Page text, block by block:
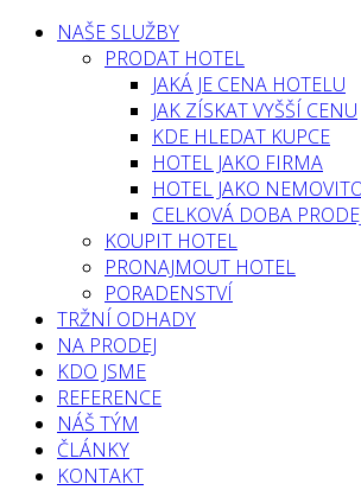
NAŠE SLUŽBY
PRODAT HOTEL
JAKÁ JE CENA HOTELU
JAK ZÍSKAT VYŠŠÍ CENU
KDE HLEDAT KUPCE
HOTEL JAKO FIRMA
HOTEL JAKO
CELKOVÁ DOBA
KOUPIT HOTEL
PRONAJMOUT HOTEL
PORADENSTVÍ
TRŽNÍ ODHADY
NA PRODEJ
KDO JSME
REFERENCE
NÁŠ TÝM
ČLÁNKY
KONTAKT